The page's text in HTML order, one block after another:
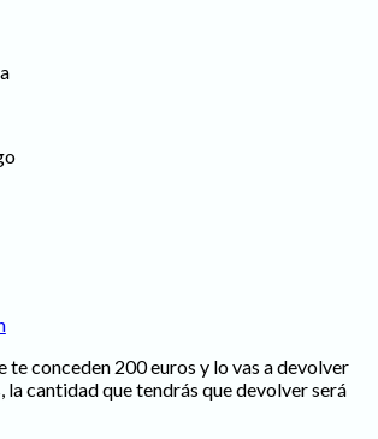
te conceden 200 euros y lo vas a devolver
la cantidad que tendrás que devolver será